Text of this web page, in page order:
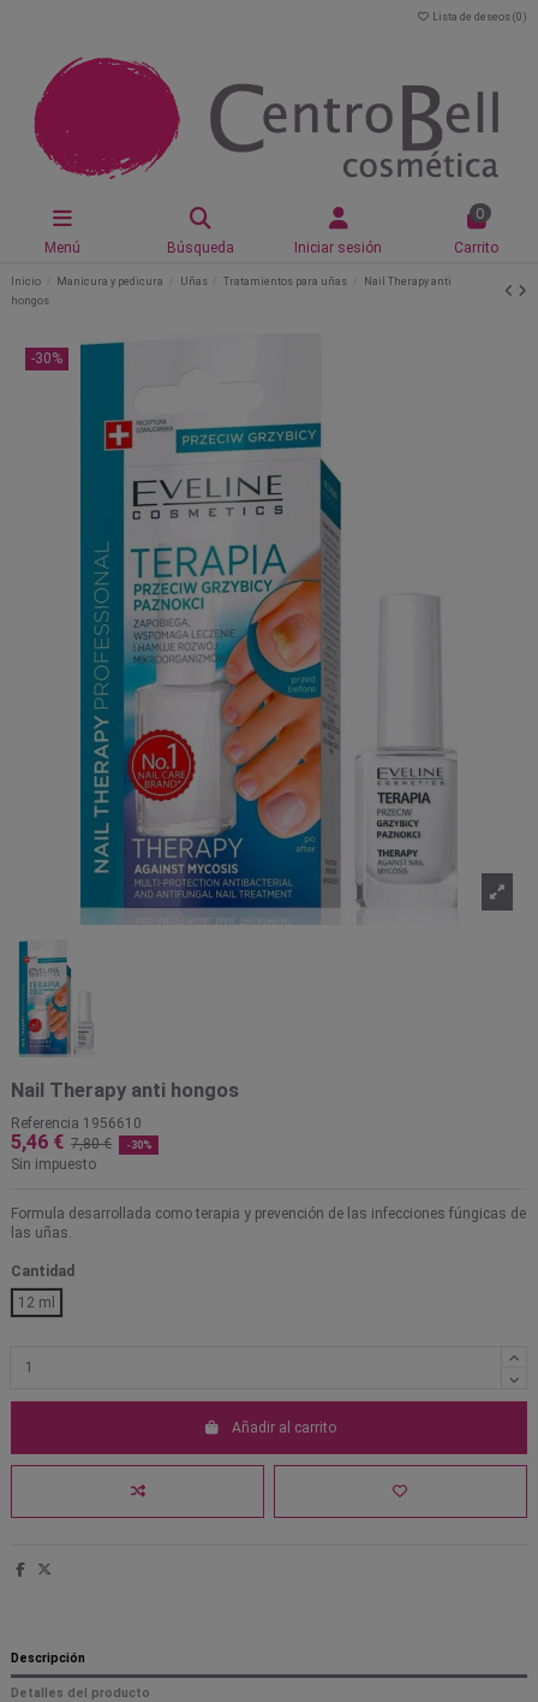
Lista de deseos (0 )
Menú Búsqueda Iniciar sesión
0
Carrito
Inicio Manicura y pedicura Uñas Tratamientos para uñas
Nail Therapy anti
hongos
-30%
Nail Therapy anti hongos
Referencia 1956610
5,46 € 7,80 € -30%
Sin impuesto
Formula desarrollada como terapia y prevención de las infecciones fúngicas de
las uñas.
Cantidad
12 ml
Añadir al carrito
Descripción
Detalles del producto